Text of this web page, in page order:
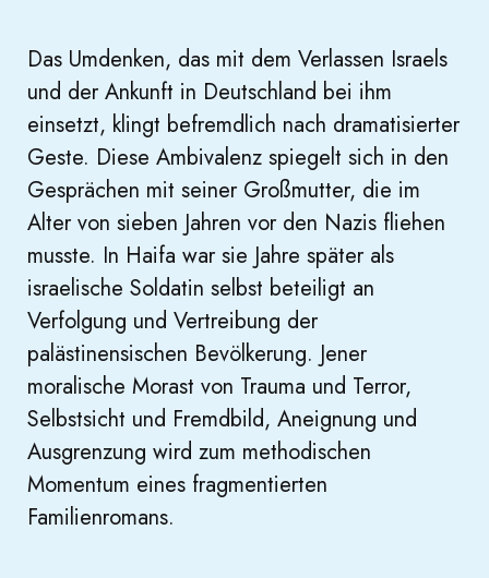
Das Umdenken, das mit dem Verlassen Israels
und der Ankunft in Deutschland bei ihm
einsetzt, klingt befremdlich nach dramatisierter
Geste. Diese Ambivalenz spiegelt sich in den
Gesprächen mit seiner Großmutter, die im
Alter von sieben Jahren vor den Nazis fliehen
musste. In Haifa war sie Jahre später als
israelische Soldatin selbst beteiligt an
Verfolgung und Vertreibung der
palästinensischen Bevölkerung. Jener
moralische Morast von Trauma und Terror,
Selbstsicht und Fremdbild, Aneignung und
Ausgrenzung wird zum methodischen
Momentum eines fragmentierten
Familienromans.